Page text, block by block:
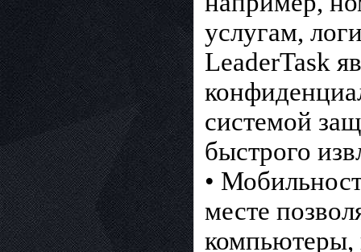
услугам,
LeaderTask
системой
быстрого
•
месте
компьютеры,